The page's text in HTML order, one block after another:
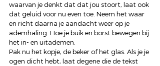
waarvan je denkt dat dat jou stoort, laat ook
dat geluid voor nu even toe. Neem het waar
en richt daarna je aandacht weer op je
ademhaling. Hoe je buik en borst bewegen bij
het in- en uitademen.
Pak nu het kopje, de beker of het glas. Als je je
ogen dicht hebt, laat degene die de tekst